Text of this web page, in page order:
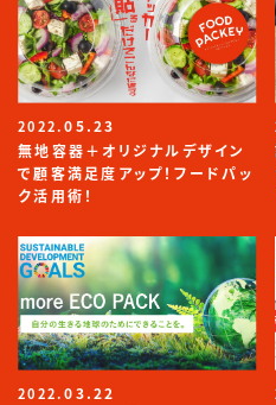
2022.05.23
無地容器＋オリジナルデザイン
で顧客満足度アップ！フードパッ
ク活用術！
2022.03.22